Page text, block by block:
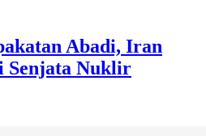
Abadi, Iran
Nuklir